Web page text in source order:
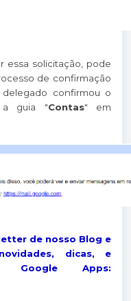
essa solicitação, pode
de confirmação
confirmou o
a guia "Contas" em
de nosso Blog e
dicas, e
Google Apps: